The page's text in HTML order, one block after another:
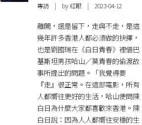
專訪| by紅眼| 2023-04-12
離開，還是留下，走與不走，是這
幾年許多香港人都必須做的抉擇，
也是劉國瑞在《白日青春》裡借巴
基斯坦男孩哈山／莫青春的偷渡故
事所提出的問題。「我覺得要
『走』很正常。在這部電影，所有
人都嚮往更好的生活，哈山便問陳
白日為什麼大家都喜歡來香港。陳
白日說：因為人人都嚮往安穩的生